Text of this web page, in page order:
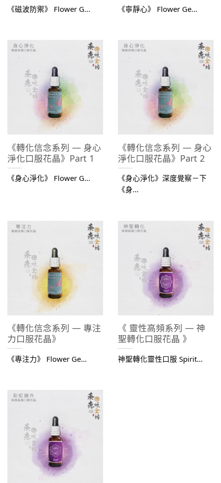
《磁波防禦》 Flower G... 《寧靜心》 Flower Ge...
《轉化信念系列 — 身心
淨化口服花晶》Part 1
《身心淨化》 Flower G...
《轉化信念系列 — 身心
淨化口服花晶》Part 2
《身心淨化》深度覺察－下
《身...
《轉化信念系列 — 專注
力口服花晶》
《專注力》 Flower Ge...
《 靈性高頻系列 — 神
聖轉化口服花晶 》
神聖轉化靈性口服 Spirit...